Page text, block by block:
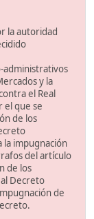
la autoridad
y la
el Real
el que se
de los
impugnación
del artículo
de los
Decreto
de